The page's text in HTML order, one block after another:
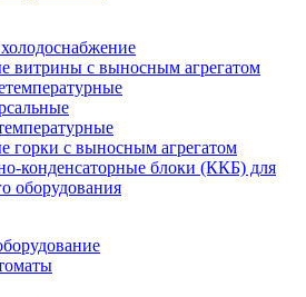
витрины с выносным агрегатом
горки с выносным агрегатом
конденсаторные блоки (ККБ) для
оборудования